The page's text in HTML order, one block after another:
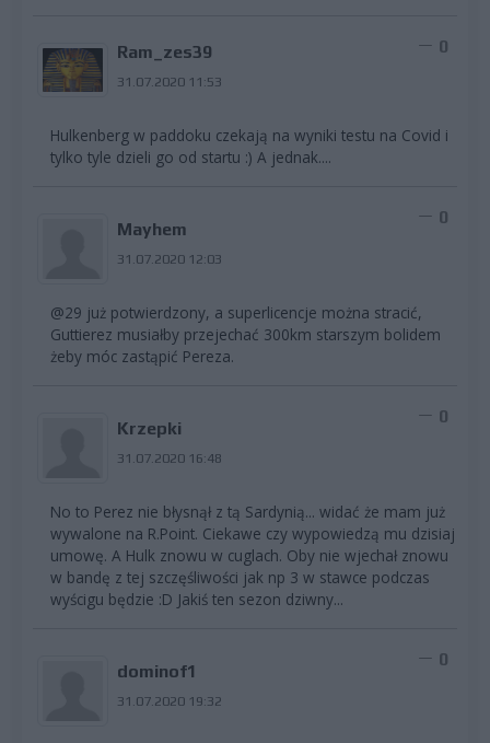
Ram_zes39
31.07.2020 11:53
0
Hulkenberg w paddoku czekają na wyniki testu na Covid i
tylko tyle dzieli go od startu :) A jednak....
Mayhem
31.07.2020 12:03
0
@29 już potwierdzony, a superlicencje można stracić,
Guttierez musiałby przejechać 300km starszym bolidem
żeby móc zastąpić Pereza.
Krzepki
31.07.2020 16:48
0
No to Perez nie błysnął z tą Sardynią... widać że mam już
wywalone na R.Point. Ciekawe czy wypowiedzą mu dzisiaj
umowę. A Hulk znowu w cuglach. Oby nie wjechał znowu
w bandę z tej szczęśliwości jak np 3 w stawce podczas
wyścigu będzie :D Jakiś ten sezon dziwny...
dominof1
31.07.2020 19:32
0